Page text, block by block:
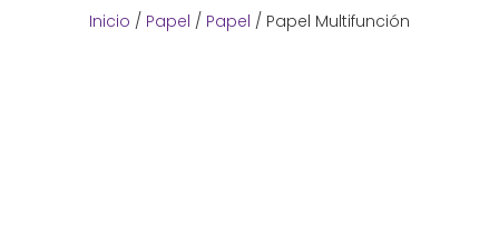
Inicio / Papel / Papel / Papel Multifunción